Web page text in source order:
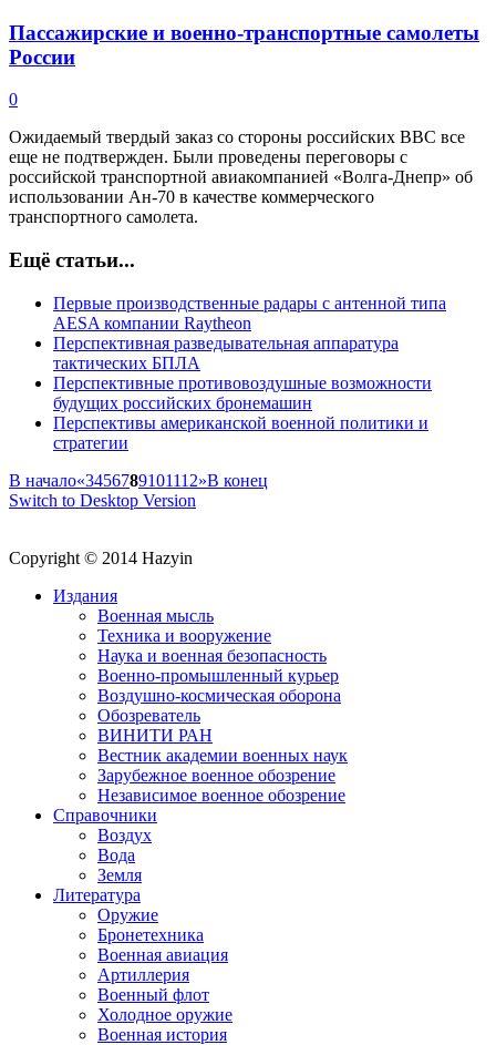
Пассажирские и военно-транспортные самолеты
России
0
Ожидаемый твердый заказ со стороны российских ВВС все
еще не подтвержден. Были проведены переговоры с
российской транспортной авиакомпанией «Волга-Днепр» об
использовании Ан-70 в качестве коммерческого
транспортного самолета.
Ещё статьи...
Первые производственные радары с антенной типа
AESA компании Raytheon
Перспективная разведывательная аппаратура
тактических БПЛА
Перспективные противовоздушные возможности
будущих российских бронемашин
Перспективы американской военной политики и
стратегии
В начало«3456789101112»В конец
Switch to Desktop Version
Copyright © 2014 Hazyin
Издания
Военная мысль
Техника и вооружение
Наука и военная безопасность
Военно-промышленный курьер
Воздушно-космическая оборона
Обозреватель
ВИНИТИ РАН
Вестник академии военных наук
Зарубежное военное обозрение
Независимое военное обозрение
Справочники
Воздух
Вода
Земля
Литература
Оружие
Бронетехника
Военная авиация
Артиллерия
Военный флот
Холодное оружие
Военная история